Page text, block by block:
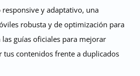
y adaptativo, una
robusta y de optimización para
guías oficiales para mejorar
tus contenidos frente a duplicados